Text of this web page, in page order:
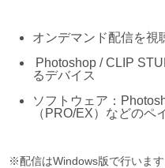
オンデマンド配信を視
Photoshop / CLIP
るデバイス
ソフトウェア：
（PRO/EX）などのペ
※配信はWindows版で行います